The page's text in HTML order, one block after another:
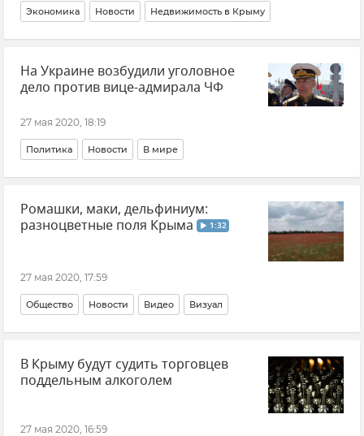
Экономика Новости Недвижимость в Крыму
На Украине возбудили уголовное
дело против вице-адмирала ЧФ
27 мая 2020, 18:19
Политика Новости В мире
Ромашки, маки, дельфиниум:
разноцветные поля Крыма
1:32
27 мая 2020, 17:59
Общество Новости Видео Визуал
В Крыму будут судить торговцев
поддельным алкоголем
27 мая 2020, 16:59